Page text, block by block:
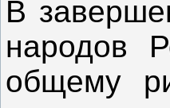
В
народов
общему